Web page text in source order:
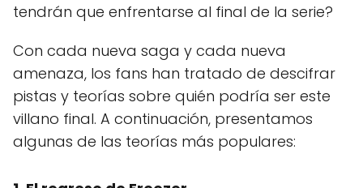
tendrán que enfrentarse al final de la serie?
Con cada nueva saga y cada nueva
amenaza, los fans han tratado de descifrar
pistas y teorías sobre quién podría ser este
villano final. A continuación, presentamos
algunas de las teorías más populares: